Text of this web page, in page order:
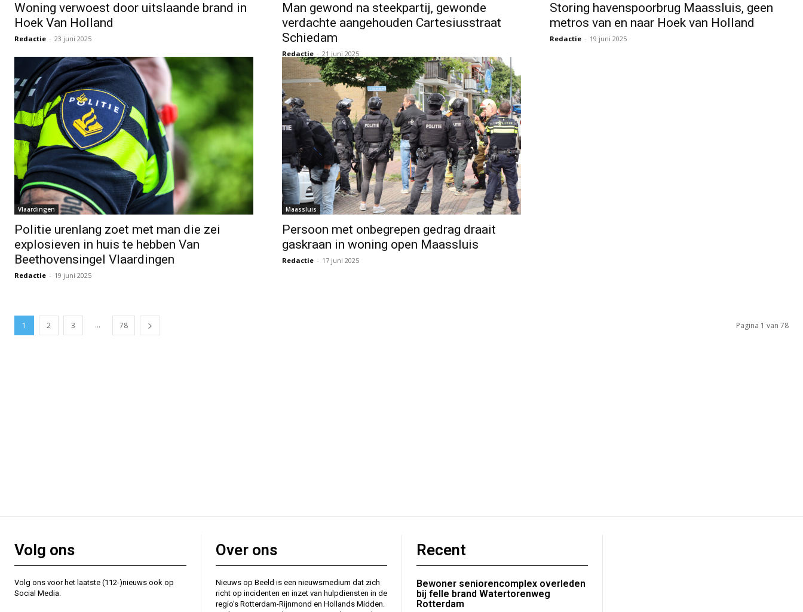
Woning verwoest door uitslaande brand in
Hoek Van Holland
Redactie - 23 juni 2025
Man gewond na steekpartij, gewonde
verdachte aangehouden Cartesiusstraat
Schiedam
Redactie - 21 juni 2025
Storing havenspoorbrug Maassluis, geen
metros van en naar Hoek van Holland
Redactie - 19 juni 2025
Vlaardingen
Politie urenlang zoet met man die zei
explosieven in huis te hebben Van
Beethovensingel Vlaardingen
Redactie - 19 juni 2025
Maassluis
Persoon met onbegrepen gedrag draait
gaskraan in woning open Maassluis
Redactie - 17 juni 2025
1 2 3 ... 78 Pagina 1 van 78
Volg ons
Volg ons voor het laatste (112-)nieuws ook op
Social Media.
Over ons
Nieuws op Beeld is een nieuwsmedium dat zich
richt op incidenten en inzet van hulpdiensten in de
regio’s Rotterdam-Rijnmond en Hollands Midden.
Recent
Bewoner seniorencomplex overleden
bij felle brand Watertorenweg
Rotterdam